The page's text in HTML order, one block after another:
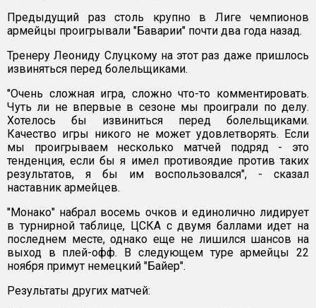
Предыдущий раз столь крупно в Лиге чемпионов
армейцы проигрывали "Баварии" почти два года назад.
Тренеру Леониду Слуцкому на этот раз даже пришлось
извиняться перед болельщиками.
"Очень сложная игра, сложно что-то комментировать.
Чуть ли не впервые в сезоне мы проиграли по делу.
Хотелось бы извиниться перед болельщиками.
Качество игры никого не может удовлетворять. Если
мы проигрываем несколько матчей подряд - это
тенденция, если бы я имел противоядие против таких
результатов, я бы им воспользовался", - сказал
наставник армейцев.
"Монако" набрал восемь очков и единолично лидирует
в турнирной таблице, ЦСКА с двумя баллами идет на
последнем месте, однако еще не лишился шансов на
выход в плей-офф. В следующем туре армейцы 22
ноября примут немецкий "Байер".
Результаты других матчей: